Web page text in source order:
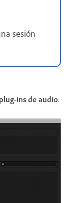
sesión
ins de audio.